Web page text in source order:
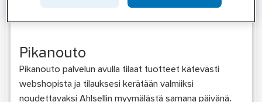
Pikanouto
Pikanouto palvelun avulla tilaat tuotteet kätevästi
webshopista ja tilauksesi kerätään valmiiksi
noudettavaksi Ahlsellin myymälästä samana päivänä.